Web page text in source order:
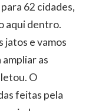
62 cidades,
aqui dentro.
jatos e vamos
as
O
feitas pela